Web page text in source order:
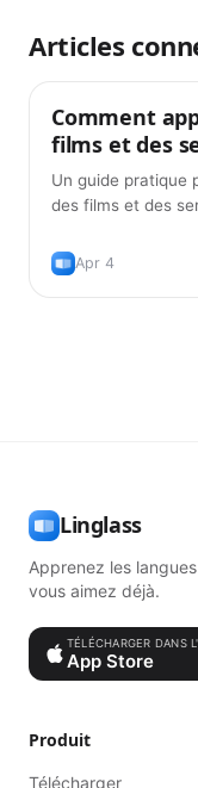
Articles
Méthodes
Comment
films et des
Un guide pratique
des films et des
doubles et la
Apr 4
Linglass
Apprenez les
vous aimez déjà.
TÉLÉCHARGER DANS L'
App Store
Produit
Télécharger